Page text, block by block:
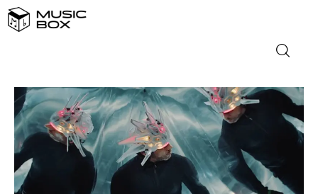
NASLOVNICA
DOMAĆA GLAZBA
STRANA GLAZBA